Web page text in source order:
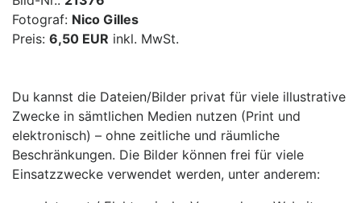
Fotograf: Nico Gilles
Preis: 6,50 EUR inkl. MwSt.
Du kannst die Dateien/Bilder privat für viele illustrative
Zwecke in sämtlichen Medien nutzen (Print und
elektronisch) – ohne zeitliche und räumliche
Beschränkungen. Die Bilder können frei für viele
Einsatzzwecke verwendet werden, unter anderem: